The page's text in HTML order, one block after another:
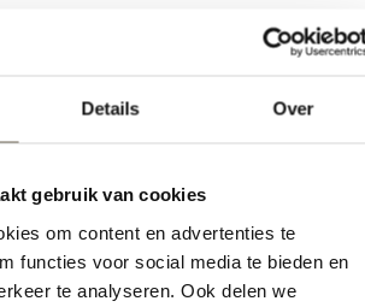
Over
gebruik van cookies
om content en advertenties te
te analyseren. Ook delen we
gebruik van onze site met onze partners
adverteren en analyse. Deze partners
combineren met andere informatie
AANBIEDING